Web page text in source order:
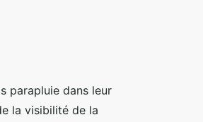
parapluie dans leur
la visibilité de la